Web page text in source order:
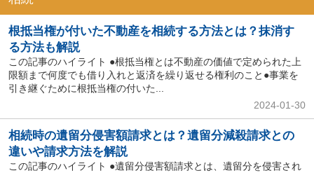
根抵当権が付いた不動産を相続する方法とは？抹消す
る方法も解説
この記事のハイライト ●根抵当権とは不動産の価値で定められた上
限額まで何度でも借り入れと返済を繰り返せる権利のこと●事業を
引き継ぐために根抵当権の付いた...
2024-01-30
相続時の遺留分侵害額請求とは？遺留分減殺請求との
違いや請求方法を解説
この記事のハイライト ●遺留分侵害額請求とは、遺留分を侵害され